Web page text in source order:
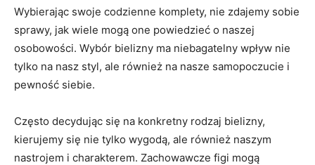
Wybierając swoje codzienne komplety, nie zdajemy ⁣sobie
sprawy, jak wiele ​mogą one powiedzieć o naszej
osobowości. Wybór bielizny ma ‌niebagatelny ⁣wpływ nie
tylko na nasz styl, ale również na nasze samopoczucie ⁢i
pewność siebie.
Często decydując ‌się na ⁤konkretny rodzaj ⁤bielizny,
kierujemy się ​nie⁤ tylko wygodą, ale również naszym
nastrojem ⁣i charakterem. Zachowawcze figi ‍mogą